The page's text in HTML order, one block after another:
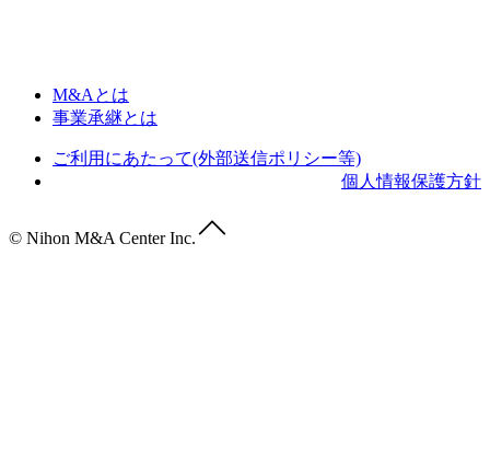
M&Aとは
事業承継とは
ご利用にあたって(外部送信ポリシー等)
個人情報保護方針
© Nihon M&A Center Inc.